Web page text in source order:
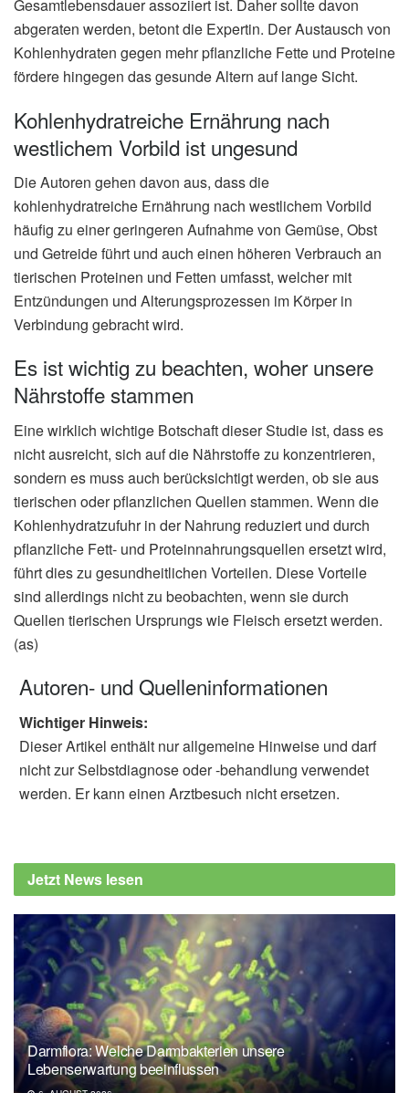
Gesamtlebensdauer assoziiert ist. Daher sollte davon
abgeraten werden, betont die Expertin. Der Austausch von
Kohlenhydraten gegen mehr pflanzliche Fette und Proteine
fördere hingegen das gesunde Altern auf lange Sicht.
Kohlenhydratreiche Ernährung nach
westlichem Vorbild ist ungesund
Die Autoren gehen davon aus, dass die
kohlenhydratreiche Ernährung nach westlichem Vorbild
häufig zu einer geringeren Aufnahme von Gemüse, Obst
und Getreide führt und auch einen höheren Verbrauch an
tierischen Proteinen und Fetten umfasst, welcher mit
Entzündungen und Alterungsprozessen im Körper in
Verbindung gebracht wird.
Es ist wichtig zu beachten, woher unsere
Nährstoffe stammen
Eine wirklich wichtige Botschaft dieser Studie ist, dass es
nicht ausreicht, sich auf die Nährstoffe zu konzentrieren,
sondern es muss auch berücksichtigt werden, ob sie aus
tierischen oder pflanzlichen Quellen stammen. Wenn die
Kohlenhydratzufuhr in der Nahrung reduziert und durch
pflanzliche Fett- und Proteinnahrungsquellen ersetzt wird,
führt dies zu gesundheitlichen Vorteilen. Diese Vorteile
sind allerdings nicht zu beobachten, wenn sie durch
Quellen tierischen Ursprungs wie Fleisch ersetzt werden.
(as)
Autoren- und Quelleninformationen
Wichtiger Hinweis:
Dieser Artikel enthält nur allgemeine Hinweise und darf
nicht zur Selbstdiagnose oder -behandlung verwendet
werden. Er kann einen Arztbesuch nicht ersetzen.
Jetzt News lesen
Darmflora: Welche Darmbakterien unsere
Lebenserwartung beeinflussen